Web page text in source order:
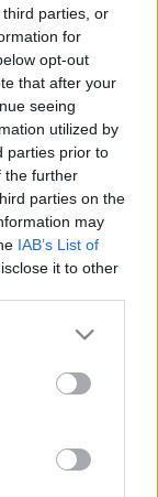
parties, or
for
opt-out
that after your
seeing
utilized by
parties prior to
the further
parties on the
may
IAB’s List of
it to other
more Google
may click to
party tags to
below Google
#rákbetegség
ez az
ehet
ehet